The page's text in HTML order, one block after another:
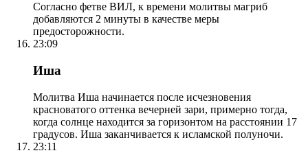
Согласно фетве ВИЛ, к времени молитвы магриб
добавляются 2 минуты в качестве меры
предосторожности.
23:09
Иша
Молитва Иша начинается после исчезновения
красноватого оттенка вечерней зари, примерно тогда,
когда солнце находится за горизонтом на расстоянии 17
градусов. Иша заканчивается к исламской полуночи.
23:11